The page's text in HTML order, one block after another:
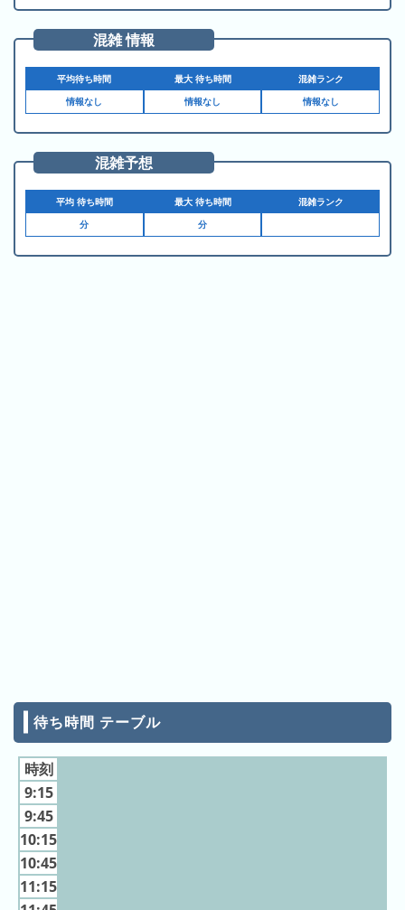
ョ
ン
一
ン
グン
グ
ラ
ン
ン
年
の
ラ
ン
キ
ン
グ
去
年
混雑 情報
平均待ち時間
情報なし
最大 待ち時間
情報なし
混雑ランク
情報なし
混雑予想
平均 待ち時間
分
最大 待ち時間
分
混雑ランク
待ち時間 テーブル
時刻
9:15
9:45
10:15
10:45
11:15